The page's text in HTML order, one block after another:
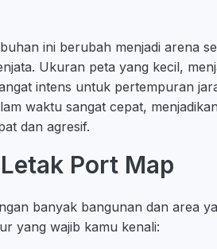
ini berubah menjadi arena
Ukuran peta yang kecil,
intens untuk pertempuran
waktu sangat cepat,
dan agresif.
Port Map
banyak bangunan dan area
yang wajib kamu kenali: